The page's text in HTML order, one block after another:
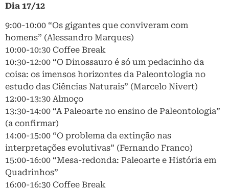
Dia 17/12
9:00-10:00 “Os gigantes que conviveram com
homens” (Alessandro Marques)
10:00-10:30 Coffee Break
10:30-12:00 “O Dinossauro é só um pedacinho da
coisa: os imensos horizontes da Paleontologia no
estudo das Ciências Naturais” (Marcelo Nivert)
12:00-13:30 Almoço
13:30-14:00 “A Paleoarte no ensino de Paleontologia”
(a confirmar)
14:00-15:00 “O problema da extinção nas
interpretações evolutivas” (Fernando Franco)
15:00-16:00 “Mesa-redonda: Paleoarte e História em
Quadrinhos”
16:00-16:30 Coffee Break